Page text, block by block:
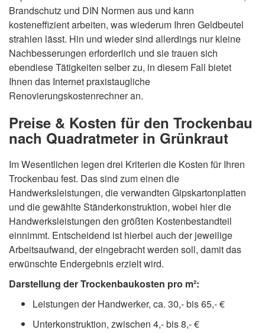
Brandschutz und DIN Normen aus und kann
kosteneffizient arbeiten, was wiederum Ihren Geldbeutel
strahlen lässt. Hin und wieder sind allerdings nur kleine
Nachbesserungen erforderlich und sie trauen sich
ebendiese Tätigkeiten selber zu, in diesem Fall bietet
Ihnen das Internet praxistaugliche
Renovierungskostenrechner an.
Preise & Kosten für den Trockenbau
nach Quadratmeter in Grünkraut
Im Wesentlichen legen drei Kriterien die Kosten für Ihren
Trockenbau fest. Das sind zum einen die
Handwerksleistungen, die verwandten Gipskartonplatten
und die gewählte Ständerkonstruktion, wobei hier die
Handwerksleistungen den größten Kostenbestandteil
einnimmt. Entscheidend ist hierbei auch der jeweilige
Arbeitsaufwand, der eingebracht werden soll, damit das
erwünschte Endergebnis erzielt wird.
Darstellung der Trockenbaukosten pro m²:
Leistungen der Handwerker, ca. 30,- bis 65,- €
Unterkonstruktion, zwischen 4,- bis 8,- €